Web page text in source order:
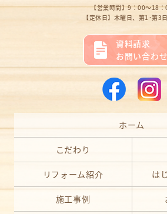
【営業時間】9：00～18
【定休日】木曜日、第1･第3
資料請求
お問い合わせ
ホーム
こだわり
リフォーム紹介 は
施工事例